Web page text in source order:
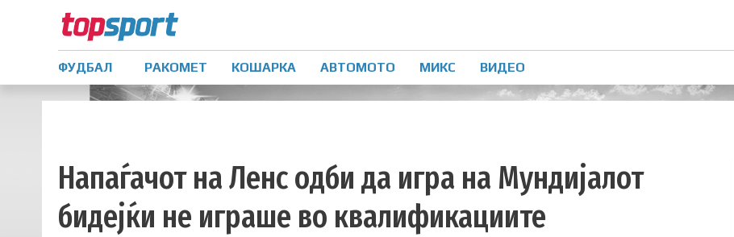
ФУДБАЛ РАКОМЕТ КОШАРКА АВТОМОТО МИКС ВИДЕО
Напаѓачот на Ленс одби да игра на Мундијалот
бидејќи не играше во квалификациите